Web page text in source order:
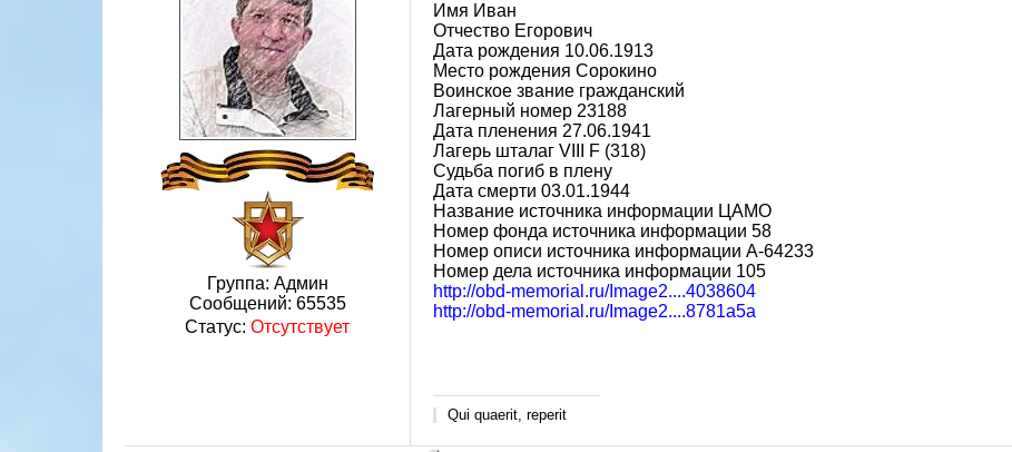
Группа: Админ
Сообщений: 65535
Статус: Отсутствует
Имя Иван
Отчество Егорович
Дата рождения 10.06.1913
Место рождения Сорокино
Воинское звание гражданский
Лагерный номер 23188
Дата пленения 27.06.1941
Лагерь шталаг VIII F (318)
Судьба погиб в плену
Дата смерти 03.01.1944
Название источника информации ЦАМО
Номер фонда источника информации 58
Номер описи источника информации A-64233
Номер дела источника информации 105
http://obd-memorial.ru/Image2....4038604
http://obd-memorial.ru/Image2....8781a5a
Qui quaerit, reperit